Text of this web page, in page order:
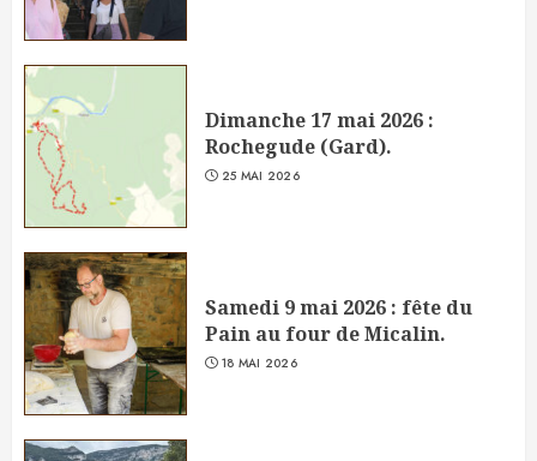
Dimanche 17 mai 2026 :
Rochegude (Gard).
25 MAI 2026
Samedi 9 mai 2026 : fête du
Pain au four de Micalin.
18 MAI 2026